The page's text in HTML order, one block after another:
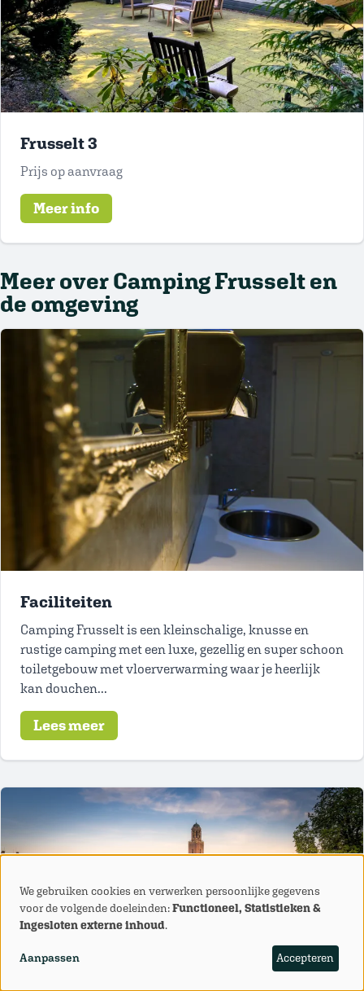
Frusselt 3
Prijs op aanvraag
Meer info
Meer over Camping Frusselt en
de omgeving
Faciliteiten
Camping Frusselt is een kleinschalige, knusse en
rustige camping met een luxe, gezellig en super schoon
toiletgebouw met vloerverwarming waar je heerlijk
kan douchen...
Lees meer
Gebruik
van
persoonlijke
We gebruiken cookies en verwerken persoonlijke gegevens
voor de volgende doeleinden:Functioneel, Statistieken &
Ingesloten externe inhoud.
Aanpassen Accepteren